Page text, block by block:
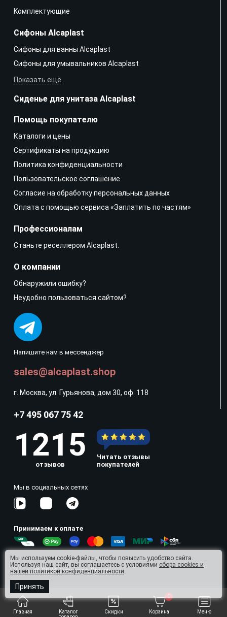
Главная
Каталог
Скидки Корзина
0
Меню
Kомплектующие
Сифоны Alcaplast
Сифоны для ванны Alcaplast
Сифоны для умывальников Alcaplast
Показать ещё
Сиденье для унитаза Alcaplast
Напишите нам в мессенджер
sales@alcaplast.shop
г. Москва, ул. Гурьянова, дом 30, оф. 118
Помощь покупателю
Каталоги и цены
Сертификаты на продукцию
Политика конфиденциальности
Пользовательское соглашение
Согласие на обработку персональных данных
Оплата с помощью сервиса «Заплатить по частям»
Профессионалам
Станьте реселлером Alcaplast.
О компании
Обнаружили ошибку?
Неудобно пользоваться сайтом?
+7 495 067 75 42
1215
отзывов
Читать отзывы
покупателей
Мы в социальных сетях
Принимаем к оплате
© 2026 Omnisan Group
Мы используем cookie-файлы, чтобы повысить удобство сайта.
Используя наш сайт, вы соглашаетесь с условиями сбора cookies и
нашей политикой конфиденциальности.
Принять